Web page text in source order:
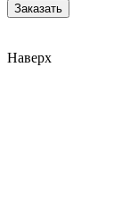
Наверх